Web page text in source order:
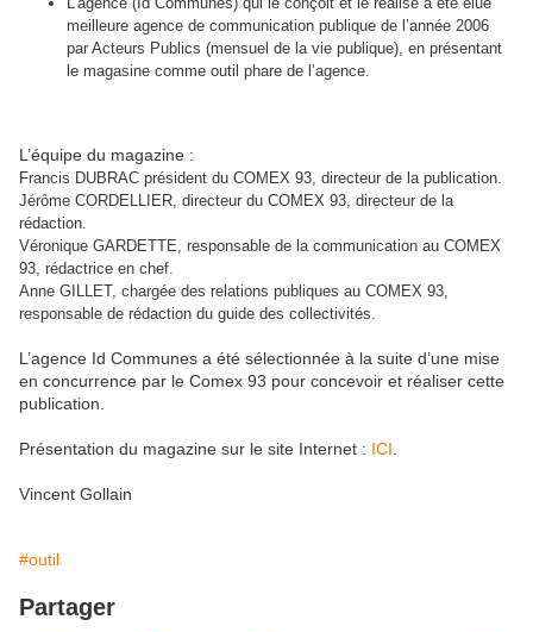
meilleure agence de communication publique de l’année 2006
par Acteurs Publics (mensuel de la vie publique), en présentant
le magasine comme outil phare de l’agence.
L’équipe du magazine :
Francis DUBRAC président du COMEX 93, directeur de la publication.
Jérôme CORDELLIER, directeur du COMEX 93, directeur de la
rédaction.
Véronique GARDETTE, responsable de la communication au COMEX
93, rédactrice en chef.
Anne GILLET, chargée des relations publiques au COMEX 93,
responsable de rédaction du guide des collectivités.
L’agence Id Communes a été sélectionnée à la suite d’une mise
en concurrence par le Comex 93 pour concevoir et réaliser cette
publication.
Présentation du magazine sur le site Internet : ICI
Vincent Gollain
#outil
Partager